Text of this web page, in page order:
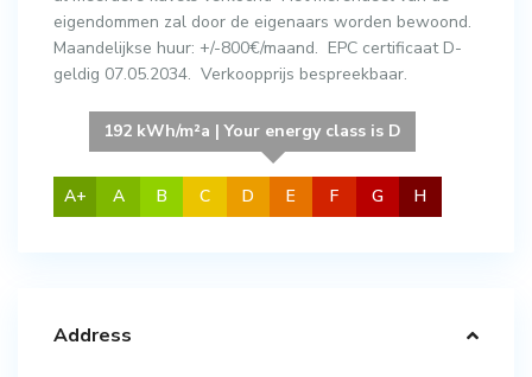
eigendommen zal door de eigenaars worden bewoond.
Maandelijkse huur: +/-800€/maand. EPC certificaat D-
geldig 07.05.2034. Verkoopprijs bespreekbaar.
A+ A B C
192 kWh/m²a | Your energy class is D
D E F G H
Address